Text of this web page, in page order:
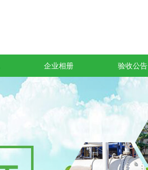
企业相册 验收公告